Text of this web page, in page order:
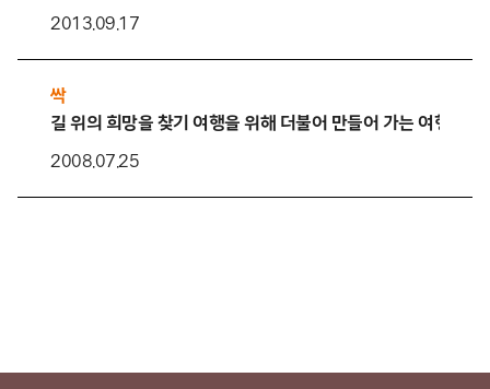
2013.09.17
싹
길 위의 희망을 찾기 여행을 위해 더불어 만들어 가는 여행 워크
2008.07.25